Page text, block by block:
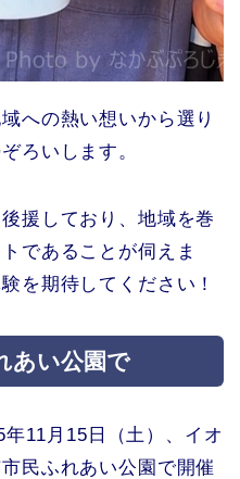
への熱い想いから選り
ろいします。
援しており、地域を巻
であることが伺えま
を期待してください！
あい公園で
11月15日（土）、イオ
民ふれあい公園で開催